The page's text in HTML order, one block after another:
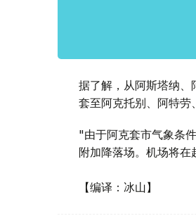
据了解，从阿斯塔纳、
套至阿克托别、阿特劳
"由于阿克套市气象条
附加降落场。机场将在
【编译：冰山】